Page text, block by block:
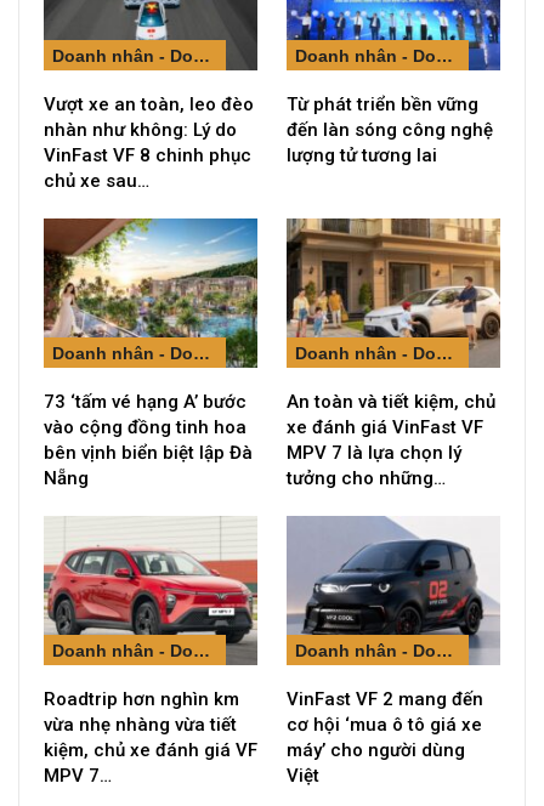
Doanh nhân - Doanh nghiệp
Vượt xe an toàn, leo đèo
nhàn như không: Lý do
VinFast VF 8 chinh phục
chủ xe sau…
Doanh nhân - Doanh nghiệp
Từ phát triển bền vững
đến làn sóng công nghệ
lượng tử tương lai
Doanh nhân - Doanh nghiệp
73 ‘tấm vé hạng A’ bước
vào cộng đồng tinh hoa
bên vịnh biển biệt lập Đà
Nẵng
Doanh nhân - Doanh nghiệp
An toàn và tiết kiệm, chủ
xe đánh giá VinFast VF
MPV 7 là lựa chọn lý
tưởng cho những…
Doanh nhân - Doanh nghiệp
Roadtrip hơn nghìn km
vừa nhẹ nhàng vừa tiết
kiệm, chủ xe đánh giá VF
MPV 7…
Doanh nhân - Doanh nghiệp
VinFast VF 2 mang đến
cơ hội ‘mua ô tô giá xe
máy’ cho người dùng
Việt